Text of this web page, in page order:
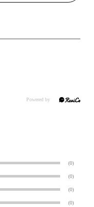
(0)
(0)
(0)
(0)